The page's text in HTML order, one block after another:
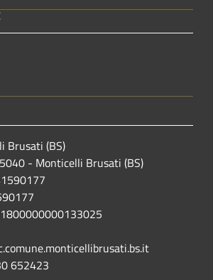
Brusati (BS)
- Monticelli Brusati (BS)
652423